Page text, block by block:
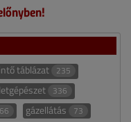
táblázat 235
336
gázellátás 73